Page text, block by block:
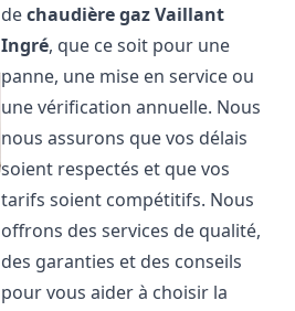
dechaudière gaz Vaillant
Ingré, que ce soit pour une
panne, une mise en service ou
une vérification annuelle. Nous
nous assurons que vos délais
soient respectés et que vos
tarifs soient compétitifs. Nous
offrons des services de qualité,
des garanties et des conseils
pour vous aider à choisir la